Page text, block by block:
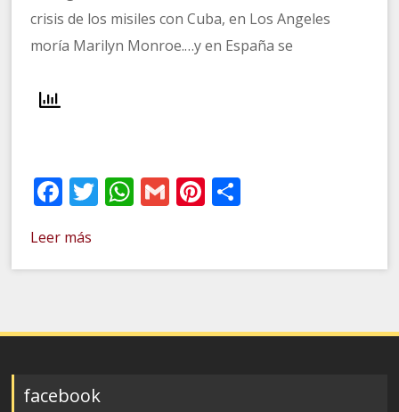
crisis de los misiles con Cuba, en Los Angeles
moría Marilyn Monroe.…y en España se
Facebook
Twitter
WhatsApp
GmailPinterest
Leer más
facebook